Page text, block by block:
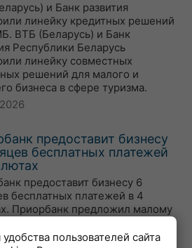
и Банк развития
линейку кредитных решений
ВТБ (Беларусь) и Банк
Республики Беларусь
линейку совместных
решений для малого и
бизнеса в сфере туризма.
предоставит бизнесу
бесплатных платежей
предоставит бизнесу 6
бесплатных платежей в 4
Приорбанк предложил малому
и бесплатноеобслуживание.
пользователей сайта